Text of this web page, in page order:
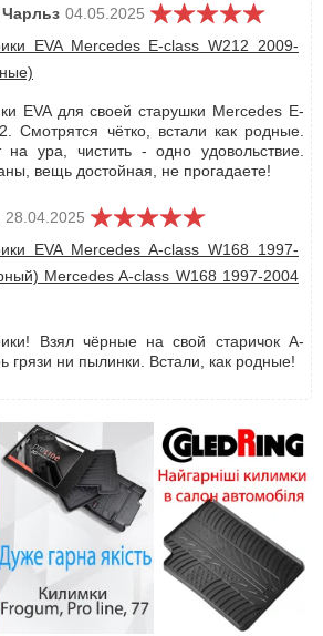
04.05.2025
EVA Mercedes E-сlass W212 2009-
EVA для своей старушки Mercedes E-
Смотрятся чётко, встали как родные.
на ура, чистить - одно удовольствие.
вещь достойная, не прогадаете!
28.04.2025
EVA Mercedes A-сlass W168 1997-
Mercedes A-сlass W168 1997-2004
Взял чёрные на свой старичок A-
грязи ни пылинки. Встали, как родные!